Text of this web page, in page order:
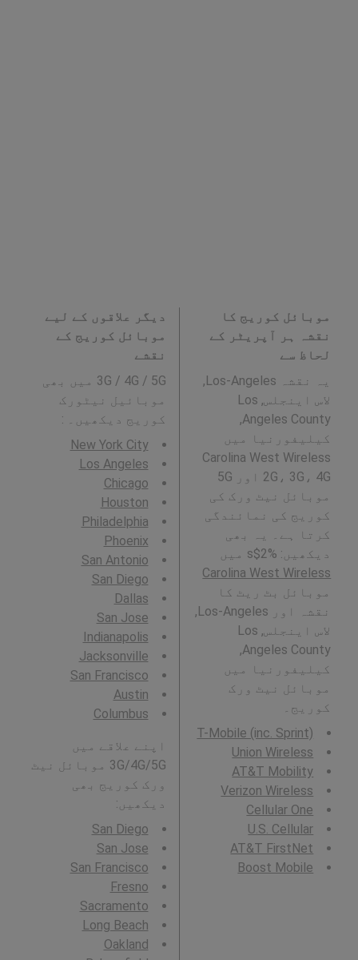
موبائل کوریج کا
نقشہ ہر آپریٹر کے
لحاظ سے
یہ نقشہ Los-Angeles,
لاس اینجلس, Los
Angeles County,
کیلیفورنیا میں
Carolina West Wireless
2G، 3G، 4G اور 5G
موبائل نیٹ ورک کی
کوریج کی نمائندگی
کرتا ہے۔ یہ بھی
دیکھیں: %2$s میں
Carolina West Wireless
موبائل بٹ ریٹ کا
نقشہ اور Los-Angeles,
لاس اینجلس, Los
Angeles County,
کیلیفورنیا میں
موبائل نیٹ ورک
کوریج۔
T-Mobile (inc. Sprint)
Union Wireless
AT&T Mobility
Verizon Wireless
Cellular One
U.S. Cellular
AT&T FirstNet
Boost Mobile
دیگر علاقوں کے لیے
موبائل کوریج کے
نقشے
3G / 4G / 5G میں بھی
موبائیل نیٹورک
کوریج دیکھیں۔ :
New York City
Los Angeles
Chicago
Houston
Philadelphia
Phoenix
San Antonio
San Diego
Dallas
San Jose
Indianapolis
Jacksonville
San Francisco
Austin
Columbus
اپنے علاقے میں
3G/4G/5G موبائل نیٹ
ورک کوریج بھی
دیکھیں:
San Diego
San Jose
San Francisco
Fresno
Sacramento
Long Beach
Oakland